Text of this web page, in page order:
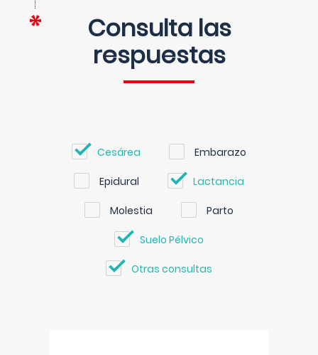
Consulta las
respuestas
Cesárea Embarazo
Epidural Lactancia
Molestia Parto
Suelo Pélvico
Otras consultas